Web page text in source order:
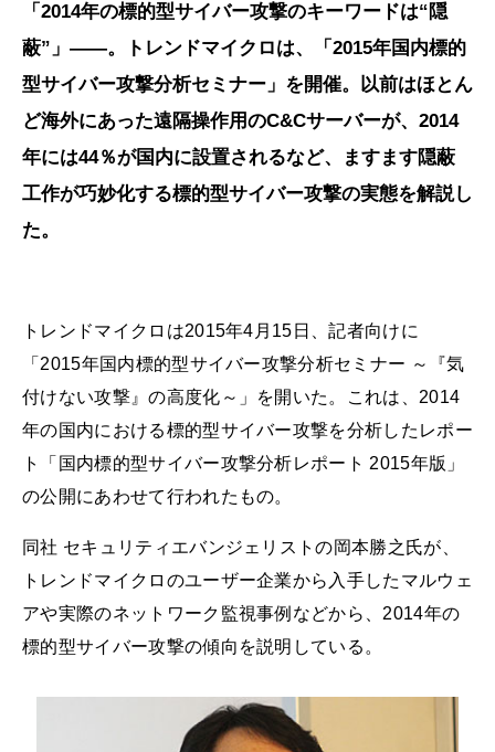
「2014年の標的型サイバー攻撃のキーワードは“隠
蔽”」――。トレンドマイクロは、「2015年国内標的
型サイバー攻撃分析セミナー」を開催。以前はほとん
ど海外にあった遠隔操作用のC&Cサーバーが、2014
年には44％が国内に設置されるなど、ますます隠蔽
工作が巧妙化する標的型サイバー攻撃の実態を解説し
た。
トレンドマイクロは2015年4月15日、記者向けに
「2015年国内標的型サイバー攻撃分析セミナー ～『気
付けない攻撃』の高度化～」を開いた。これは、2014
年の国内における標的型サイバー攻撃を分析したレポー
ト「国内標的型サイバー攻撃分析レポート 2015年版」
の公開にあわせて行われたもの。
同社 セキュリティエバンジェリストの岡本勝之氏が、
トレンドマイクロのユーザー企業から入手したマルウェ
アや実際のネットワーク監視事例などから、2014年の
標的型サイバー攻撃の傾向を説明している。